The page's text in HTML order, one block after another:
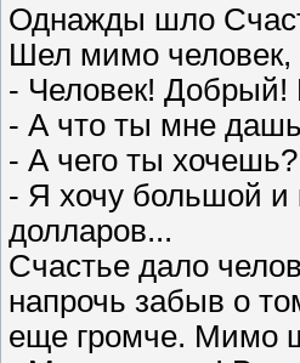
Однажды шло
Шел мимо
- Человек!
- А что ты мне
- А чего ты
- Я хочу большой и
долларов...
Счастье дало
напрочь забыв о
еще громче. Мимо